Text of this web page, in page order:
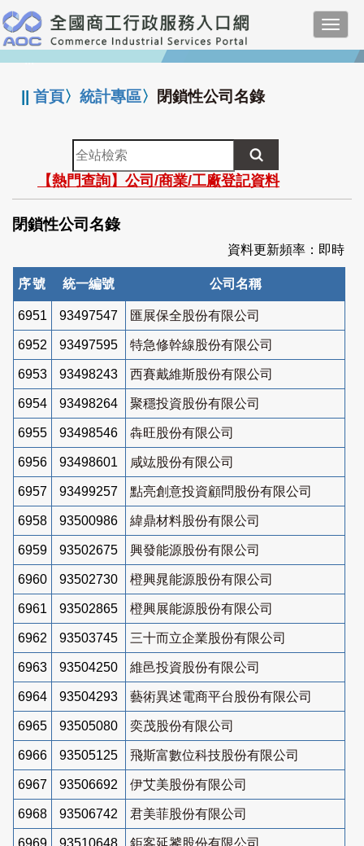
跳
到
主
要
:::
||首頁〉統計專區〉 閉鎖性公司名錄
全
站
檢
索
【熱門查詢】公司/商業/工廠登記資料
閉鎖性公司名錄
資料更新頻率：即時
序號 統一編號 公司名稱
6951 93497547 匯展保全股份有限公司
6952 93497595 特急修幹線股份有限公司
6953 93498243 西賽戴維斯股份有限公司
6954 93498264 聚穩投資股份有限公司
6955 93498546 犇旺股份有限公司
6956 93498601 咸竑股份有限公司
6957 93499257 點亮創意投資顧問股份有限公司
6958 93500986 緯鼎材料股份有限公司
6959 93502675 興發能源股份有限公司
6960 93502730 橙興晁能源股份有限公司
6961 93502865 橙興展能源股份有限公司
6962 93503745 三十而立企業股份有限公司
6963 93504250 維邑投資股份有限公司
6964 93504293 藝術異述電商平台股份有限公司
6965 93505080 奕茂股份有限公司
6966 93505125 飛斯富數位科技股份有限公司
6967 93506692 伊艾美股份有限公司
6968 93506742 君美菲股份有限公司
6969 93510648 鉅客延饕股份有限公司